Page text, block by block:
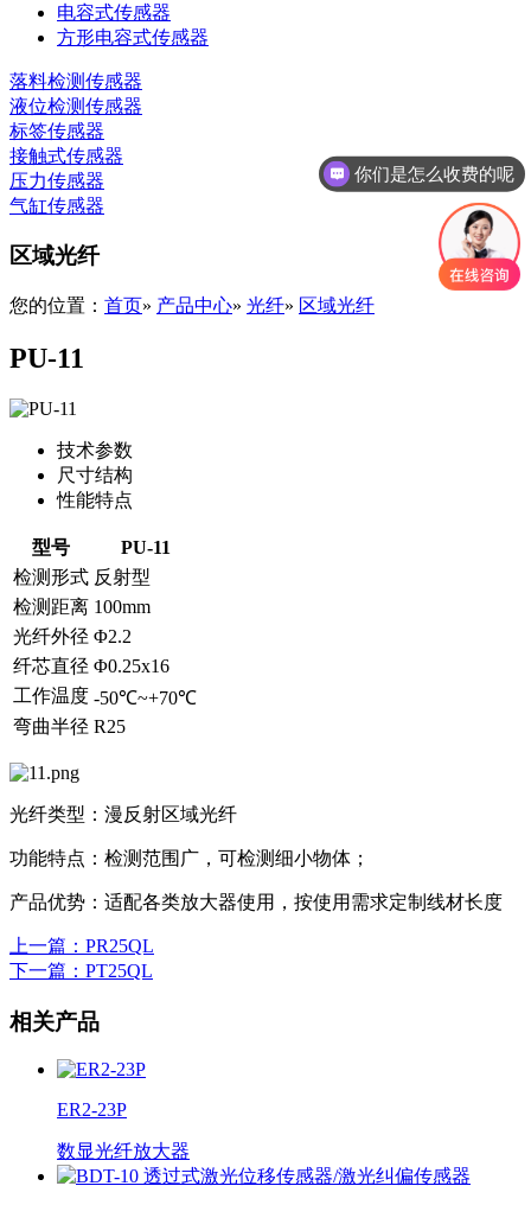
电容式传感器
方形电容式传感器
落料检测传感器
液位检测传感器
标签传感器
接触式传感器
压力传感器
气缸传感器
区域光纤
您的位置： 首页» 产品中心» 光纤» 区域光纤
PU-11
技术参数
尺寸结构
性能特点
型号
PU-11
检测形式 反射型
检测距离 100mm
光纤外径 Φ2.2
纤芯直径 Φ0.25x16
工作温度 -50℃~+70℃
弯曲半径 R25
光纤类型：漫反射区域光纤
功能特点：检测范围广，可检测细小物体；
产品优势：适配各类放大器使用，按使用需求定制线材长度
上一篇 ：PR25QL
下一篇 ：PT25QL
相关产品
ER2-23P
数显光纤放大器
你们是怎么收费的呢